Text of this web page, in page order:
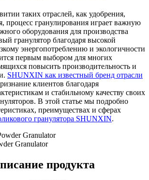
таких отраслей, как удобрения,
процесс гранулирования играет важную
оборудования для производства
гранулятор благодаря высокой
энергопотреблению и экологичности
первым выбором для многих
повысить производительность и
SHUNXIN как известный бренд отрасли
клиентов благодаря
и стабильному качеству своих
В этой статье мы подробно
преимуществах и сферах
гранулятора SHUNXIN.
Granulator
продукта